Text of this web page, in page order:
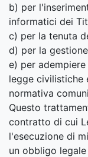
b) per
informatici dei
c) per la tenuta
d) per la
e) per
legge civilistiche
normativa
Questo
contratto di cui
l'esecuzione di
un obbligo